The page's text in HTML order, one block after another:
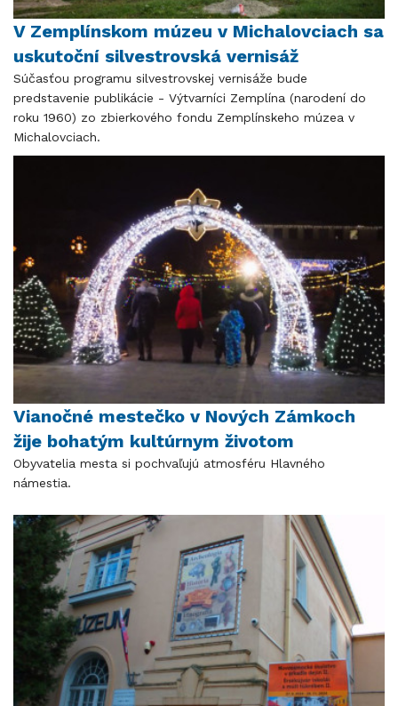
V Zemplínskom múzeu v Michalovciach sa
uskutoční silvestrovská vernisáž
Súčasťou programu silvestrovskej vernisáže bude
predstavenie publikácie - Výtvarníci Zemplína (narodení do
roku 1960) zo zbierkového fondu Zemplínskeho múzea v
Michalovciach.
Vianočné mestečko v Nových Zámkoch
žije bohatým kultúrnym životom
Obyvatelia mesta si pochvaľujú atmosféru Hlavného
námestia.